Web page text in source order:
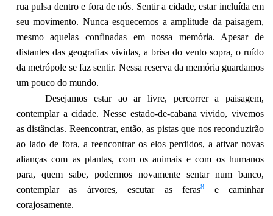
rua pulsa dentro e fora de nós. Sentir a cidade, estar incluída em
seu movimento. Nunca esquecemos a amplitude da paisagem,
mesmo aquelas confinadas em nossa memória. Apesar de
distantes das geografias vividas, a brisa do vento sopra, o ruído
da metrópole se faz sentir. Nessa reserva da memória guardamos
um pouco do mundo.
Desejamos estar ao ar livre, percorrer a paisagem,
contemplar a cidade. Nesse estado-de-cabana vivido, vivemos
as distâncias. Reencontrar, então, as pistas que nos reconduzirão
ao lado de fora, a reencontrar os elos perdidos, a ativar novas
alianças com as plantas, com os animais e com os humanos
para, quem sabe, podermos novamente sentar num banco,
contemplar as árvores, escutar as feras8
e caminhar
corajosamente.